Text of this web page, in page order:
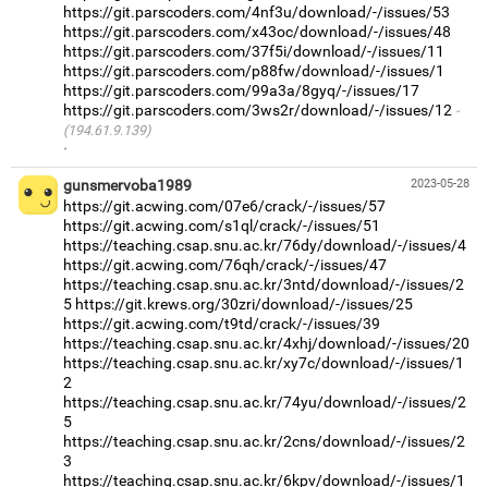
https://git.parscoders.com/4nf3u/download/-/issues/53
https://git.parscoders.com/x43oc/download/-/issues/48
https://git.parscoders.com/37f5i/download/-/issues/11
https://git.parscoders.com/p88fw/download/-/issues/1
https://git.parscoders.com/99a3a/8gyq/-/issues/17
https://git.parscoders.com/3ws2r/download/-/issues/12
(194.61.9.139)
·
2023-05-28
gunsmervoba1989
https://git.acwing.com/07e6/crack/-/issues/57
https://git.acwing.com/s1ql/crack/-/issues/51
https://teaching.csap.snu.ac.kr/76dy/download/-/issues/4
https://git.acwing.com/76qh/crack/-/issues/47
https://teaching.csap.snu.ac.kr/3ntd/download/-/issues/2
5 https://git.krews.org/30zri/download/-/issues/25
https://git.acwing.com/t9td/crack/-/issues/39
https://teaching.csap.snu.ac.kr/4xhj/download/-/issues/20
https://teaching.csap.snu.ac.kr/xy7c/download/-/issues/1
2
https://teaching.csap.snu.ac.kr/74yu/download/-/issues/2
5
https://teaching.csap.snu.ac.kr/2cns/download/-/issues/2
3
https://teaching.csap.snu.ac.kr/6kpv/download/-/issues/1